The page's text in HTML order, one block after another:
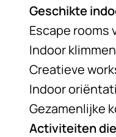
Geschikte
Escape rooms
Indoor
Creatieve
Indoor
Gezamenlijke
Activiteiten